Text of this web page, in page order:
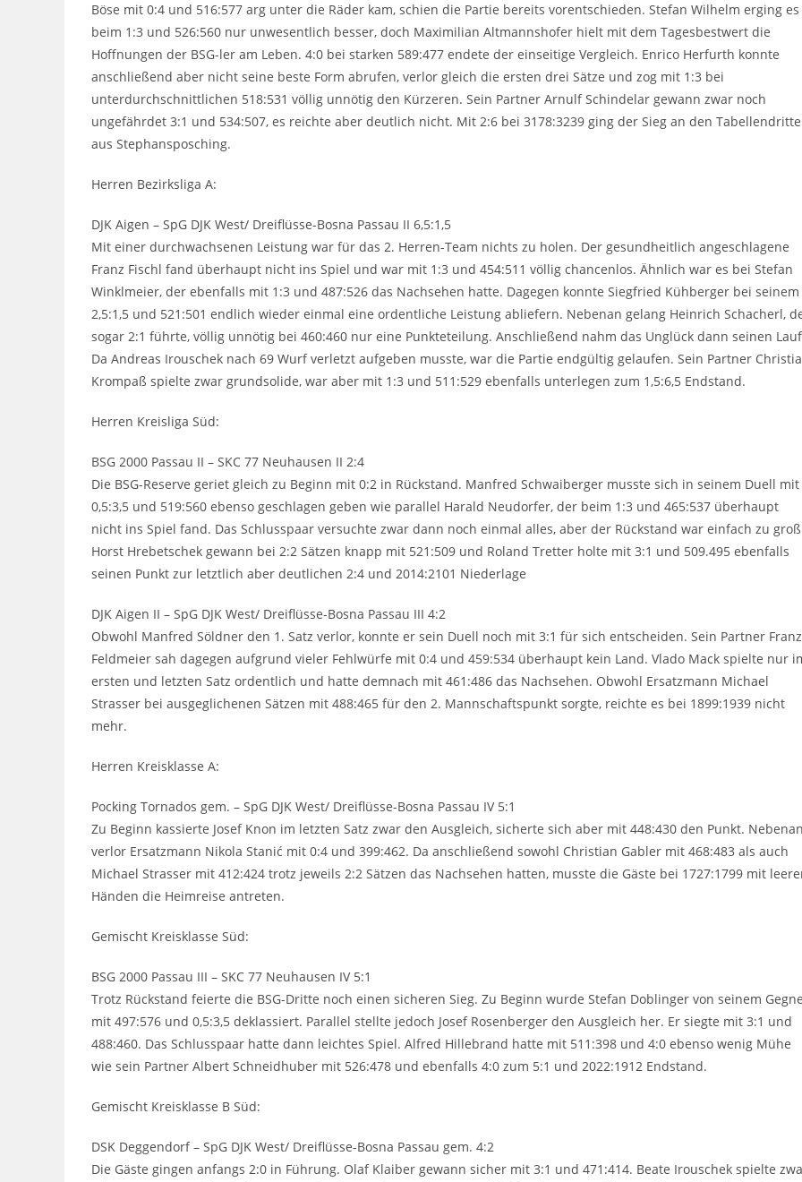
Böse mit 0:4 und 516:577 arg unter die Räder kam, schien die Partie bereits vorentschieden. Stefan Wilhelm erging es
beim 1:3 und 526:560 nur unwesentlich besser, doch Maximilian Altmannshofer hielt mit dem Tagesbestwert die
Hoffnungen der BSG-ler am Leben. 4:0 bei starken 589:477 endete der einseitige Vergleich. Enrico Herfurth konnte
anschließend aber nicht seine beste Form abrufen, verlor gleich die ersten drei Sätze und zog mit 1:3 bei
unterdurchschnittlichen 518:531 völlig unnötig den Kürzeren. Sein Partner Arnulf Schindelar gewann zwar noch
ungefährdet 3:1 und 534:507, es reichte aber deutlich nicht. Mit 2:6 bei 3178:3239 ging der Sieg an den
aus Stephansposching.
Herren Bezirksliga A:
DJK Aigen – SpG DJK West/ Dreiflüsse-Bosna Passau II 6,5:1,5
Mit einer durchwachsenen Leistung war für das 2. Herren-Team nichts zu holen. Der gesundheitlich angeschlagene
Franz Fischl fand überhaupt nicht ins Spiel und war mit 1:3 und 454:511 völlig chancenlos. Ähnlich war es bei Stefan
Winklmeier, der ebenfalls mit 1:3 und 487:526 das Nachsehen hatte. Dagegen konnte Siegfried Kühberger bei seinem
2,5:1,5 und 521:501 endlich wieder einmal eine ordentliche Leistung abliefern. Nebenan gelang Heinrich Schacherl,
sogar 2:1 führte, völlig unnötig bei 460:460 nur eine Punkteteilung. Anschließend nahm das Unglück dann seinen
Da Andreas Irouschek nach 69 Wurf verletzt aufgeben musste, war die Partie endgültig gelaufen. Sein Partner
Krompaß spielte zwar grundsolide, war aber mit 1:3 und 511:529 ebenfalls unterlegen zum 1,5:6,5 Endstand.
Herren Kreisliga Süd:
BSG 2000 Passau II – SKC 77 Neuhausen II 2:4
Die BSG-Reserve geriet gleich zu Beginn mit 0:2 in Rückstand. Manfred Schwaiberger musste sich in seinem Duell mit
0,5:3,5 und 519:560 ebenso geschlagen geben wie parallel Harald Neudorfer, der beim 1:3 und 465:537 überhaupt
nicht ins Spiel fand. Das Schlusspaar versuchte zwar dann noch einmal alles, aber der Rückstand war einfach zu
Horst Hrebetschek gewann bei 2:2 Sätzen knapp mit 521:509 und Roland Tretter holte mit 3:1 und 509.495 ebenfalls
seinen Punkt zur letztlich aber deutlichen 2:4 und 2014:2101 Niederlage
DJK Aigen II – SpG DJK West/ Dreiflüsse-Bosna Passau III 4:2
Obwohl Manfred Söldner den 1. Satz verlor, konnte er sein Duell noch mit 3:1 für sich entscheiden. Sein Partner Franz
Feldmeier sah dagegen aufgrund vieler Fehlwürfe mit 0:4 und 459:534 überhaupt kein Land. Vlado Mack spielte nur
ersten und letzten Satz ordentlich und hatte demnach mit 461:486 das Nachsehen. Obwohl Ersatzmann Michael
Strasser bei ausgeglichenen Sätzen mit 488:465 für den 2. Mannschaftspunkt sorgte, reichte es bei 1899:1939 nicht
mehr.
Herren Kreisklasse A:
Pocking Tornados gem. – SpG DJK West/ Dreiflüsse-Bosna Passau IV 5:1
Zu Beginn kassierte Josef Knon im letzten Satz zwar den Ausgleich, sicherte sich aber mit 448:430 den Punkt.
verlor Ersatzmann Nikola Stanić mit 0:4 und 399:462. Da anschließend sowohl Christian Gabler mit 468:483 als auch
Michael Strasser mit 412:424 trotz jeweils 2:2 Sätzen das Nachsehen hatten, musste die Gäste bei 1727:1799 mit
Händen die Heimreise antreten.
Gemischt Kreisklasse Süd:
BSG 2000 Passau III – SKC 77 Neuhausen IV 5:1
Trotz Rückstand feierte die BSG-Dritte noch einen sicheren Sieg. Zu Beginn wurde Stefan Doblinger von seinem
mit 497:576 und 0,5:3,5 deklassiert. Parallel stellte jedoch Josef Rosenberger den Ausgleich her. Er siegte mit 3:1 und
488:460. Das Schlusspaar hatte dann leichtes Spiel. Alfred Hillebrand hatte mit 511:398 und 4:0 ebenso wenig Mühe
wie sein Partner Albert Schneidhuber mit 526:478 und ebenfalls 4:0 zum 5:1 und 2022:1912 Endstand.
Gemischt Kreisklasse B Süd:
DSK Deggendorf – SpG DJK West/ Dreiflüsse-Bosna Passau gem. 4:2
Die Gäste gingen anfangs 2:0 in Führung. Olaf Klaiber gewann sicher mit 3:1 und 471:414. Beate Irouschek spielte